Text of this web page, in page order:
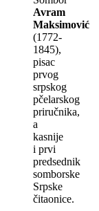
Avram
Maksimović
(1772-
1845),
pisac
prvog
srpskog
pčelarskog
priručnika,
a
kasnije
i prvi
predsednik
somborske
Srpske
čitaonice.